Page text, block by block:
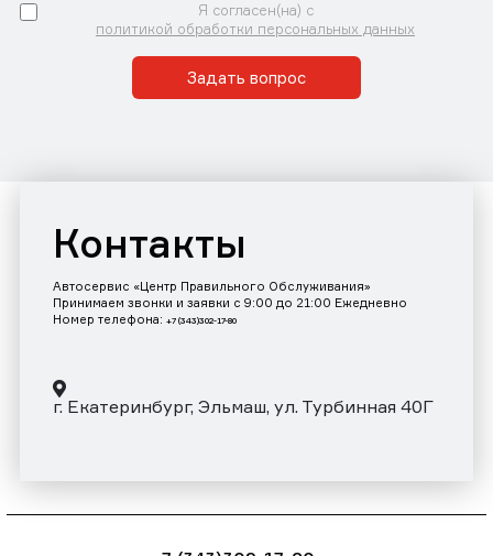
Я согласен(на) с
политикой обработки персональных данных
Задать вопрос
Контакты
Автосервис «Центр Правильного Обслуживания»
Принимаем звонки и заявки с 9:00 до 21:00 Ежедневно
Номер телефона: +7 (343)302-17-80
г. Екатеринбург, Эльмаш, ул. Турбинная 40Г